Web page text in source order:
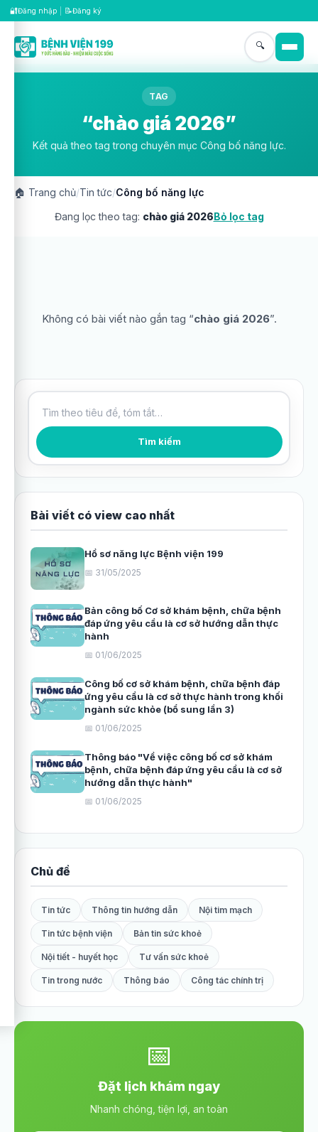
🔐Đăng nhập 📝Đăng ký
🔍
TAG
“chào giá 2026”
Kết quả theo tag trong chuyên mục Công bố năng lực.
🏠 Trang chủ/Tin tức/Công bố năng lực
Đang lọc theo tag: chào giá 2026Bỏ lọc tag
Không có bài viết nào gắn tag “chào giá 2026”.
Tìm kiếm bài viết Tìm kiếm
Bài viết có view cao nhất
Hồ sơ năng lực Bệnh viện 199
📅 31/05/2025
Bản công bố Cơ sở khám bệnh, chữa bệnh
đáp ứng yêu cầu là cơ sở hướng dẫn thực
hành
📅 01/06/2025
Công bố cơ sở khám bệnh, chữa bệnh đáp
ứng yêu cầu là cơ sở thực hành trong khối
ngành sức khỏe (bổ sung lần 3)
📅 01/06/2025
Thông báo "Về việc công bố cơ sở khám
bệnh, chữa bệnh đáp ứng yêu cầu là cơ sở
hướng dẫn thực hành"
📅 01/06/2025
Chủ đề
Tin tức Thông tin hướng dẫn Nội tim mạch
Tin tức bệnh viện Bản tin sức khoẻ
Nội tiết - huyết học Tư vấn sức khoẻ
Tin trong nước Thông báo Công tác chính trị
📅
Đặt lịch khám ngay
Nhanh chóng, tiện lợi, an toàn